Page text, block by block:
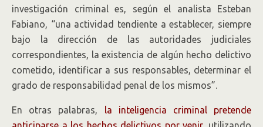
investigación criminal es, según el analista Esteban
Fabiano, “una actividad tendiente a establecer, siempre
bajo la dirección de las autoridades judiciales
correspondientes, la existencia de algún hecho delictivo
cometido, identificar a sus responsables, determinar el
grado de responsabilidad penal de los mismos”.
En otras palabras, la inteligencia criminal pretende